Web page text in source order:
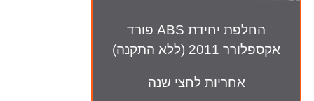
החלפת יחידת ABS פורד
אקספלורר 2011 (ללא התקנה)
אחריות לחצי שנה